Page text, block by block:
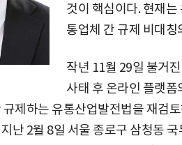
것이 핵심이다. 현재
통업체 간 규제 비대
작년 11월 29일 불거
사태 후 온라인 플랫폼
제하는 유통산업발전법을 재검
난 2월 8일 서울 종로구 삼청동